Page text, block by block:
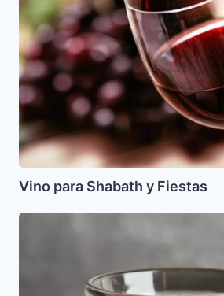
para
Shabath
y
Fiestas
Vino para Shabath y Fiestas
Salsa